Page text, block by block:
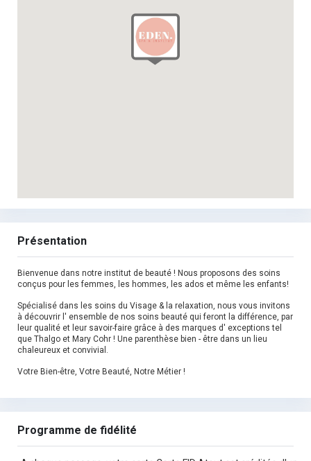
Présentation
Bienvenue dans notre institut de beauté ! Nous proposons des soins
conçus pour les femmes, les hommes, les ados et même les enfants!
Spécialisé dans les soins du Visage & la relaxation, nous vous invitons
à découvrir l' ensemble de nos soins beauté qui feront la différence, par
leur qualité et leur savoir-faire grâce à des marques d' exceptions tel
que Thalgo et Mary Cohr ! Une parenthèse bien - être dans un lieu
chaleureux et convivial.
Votre Bien-être, Votre Beauté, Notre Métier !
Programme de fidélité